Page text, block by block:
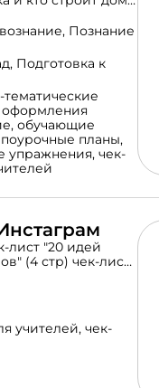
әмбебап жүйесі
білім беруПознание
Подготовка к
оформления
обучающие
поурочные планы,
упражнения, чек-
(4 стр) чек-лист
офферов для
с примерами (3
как
учителей, чек-